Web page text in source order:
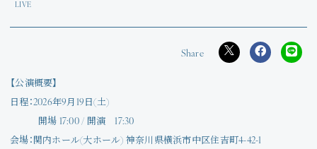
Angraecum
Join
LIVE
【公演概要】
日程：2026年9月19日(土)
開場 17:00 / 開演 17:30
会場：関内ホール(大ホール) 神奈川県横浜市中区住吉町4-42-1